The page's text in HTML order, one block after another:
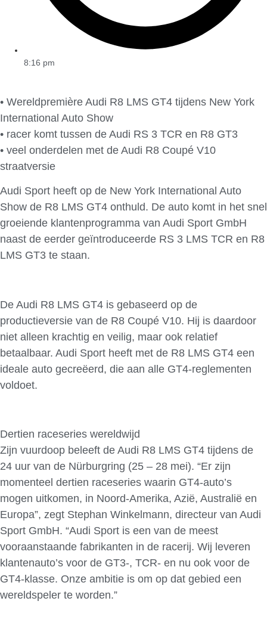
8:16 pm
• Wereldpremière Audi R8 LMS GT4 tijdens New York
International Auto Show
• racer komt tussen de Audi RS 3 TCR en R8 GT3
• veel onderdelen met de Audi R8 Coupé V10
straatversie
Audi Sport heeft op de New York International Auto
Show de R8 LMS GT4 onthuld. De auto komt in het snel
groeiende klantenprogramma van Audi Sport GmbH
naast de eerder geïntroduceerde RS 3 LMS TCR en R8
LMS GT3 te staan.
De Audi R8 LMS GT4 is gebaseerd op de
productieversie van de R8 Coupé V10. Hij is daardoor
niet alleen krachtig en veilig, maar ook relatief
betaalbaar. Audi Sport heeft met de R8 LMS GT4 een
ideale auto gecreëerd, die aan alle GT4-reglementen
voldoet.
Dertien raceseries wereldwijd
Zijn vuurdoop beleeft de Audi R8 LMS GT4 tijdens de
24 uur van de Nürburgring (25 – 28 mei). “Er zijn
momenteel dertien raceseries waarin GT4-auto’s
mogen uitkomen, in Noord-Amerika, Azië, Australië en
Europa”, zegt Stephan Winkelmann, directeur van Audi
Sport GmbH. “Audi Sport is een van de meest
vooraanstaande fabrikanten in de racerij. Wij leveren
klantenauto’s voor de GT3-, TCR- en nu ook voor de
GT4-klasse. Onze ambitie is om op dat gebied een
wereldspeler te worden.”